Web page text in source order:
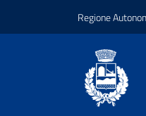
Regione